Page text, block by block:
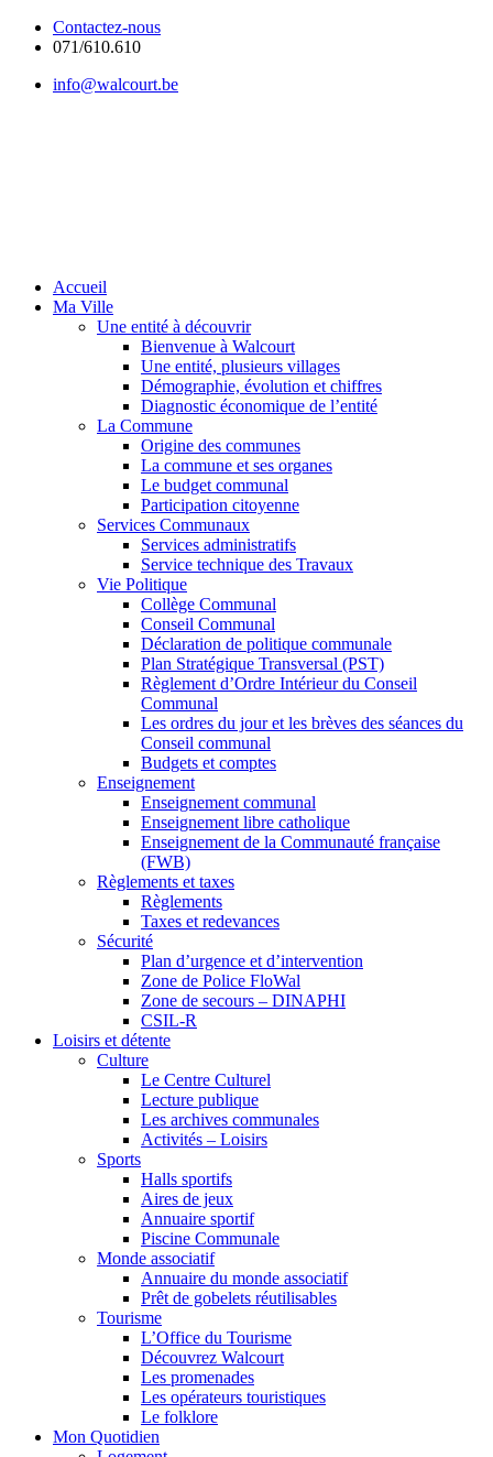
Contactez-nous
071/610.610
info@walcourt.be
Accueil
Ma Ville
Une entité à découvrir
Bienvenue à Walcourt
Une entité, plusieurs villages
Démographie, évolution et chiffres
Diagnostic économique de l’entité
La Commune
Origine des communes
La commune et ses organes
Le budget communal
Participation citoyenne
Services Communaux
Services administratifs
Service technique des Travaux
Vie Politique
Collège Communal
Conseil Communal
Déclaration de politique communale
Plan Stratégique Transversal (PST)
Règlement d’Ordre Intérieur du Conseil
Communal
Les ordres du jour et les brèves des séances du
Conseil communal
Budgets et comptes
Enseignement
Enseignement communal
Enseignement libre catholique
Enseignement de la Communauté française
(FWB)
Règlements et taxes
Règlements
Taxes et redevances
Sécurité
Plan d’urgence et d’intervention
Zone de Police FloWal
Zone de secours – DINAPHI
CSIL-R
Loisirs et détente
Culture
Le Centre Culturel
Lecture publique
Les archives communales
Activités – Loisirs
Sports
Halls sportifs
Aires de jeux
Annuaire sportif
Piscine Communale
Monde associatif
Annuaire du monde associatif
Prêt de gobelets réutilisables
Tourisme
L’Office du Tourisme
Découvrez Walcourt
Les promenades
Les opérateurs touristiques
Le folklore
Mon Quotidien